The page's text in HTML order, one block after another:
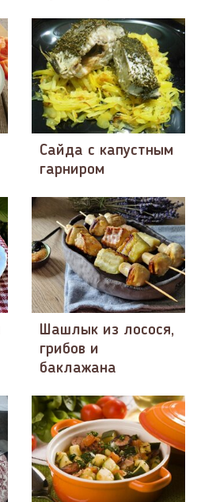
Сайда с капустным
гарниром
Шашлык из лосося,
грибов и
баклажана